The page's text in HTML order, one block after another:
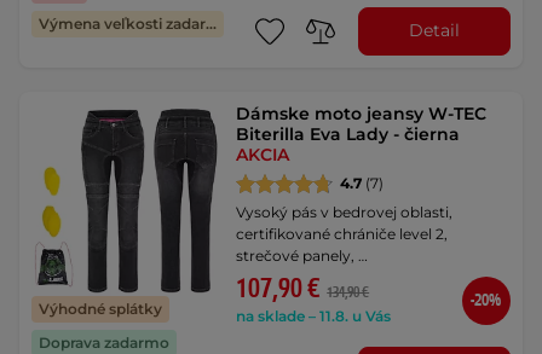
Výmena veľkosti zadarmo
Detail
Výhodné splátky
Doprava zadarmo
Dámske moto jeansy W-TEC
Biterilla Eva Lady - čierna
AKCIA
4.7 (7)
Vysoký pás v bedrovej oblasti,
certifikované chrániče level 2,
strečové panely, …
107,90 € 134,90 €
na sklade – 11.8. u Vás
-20%